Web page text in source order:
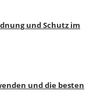
und Schutz im
und die besten